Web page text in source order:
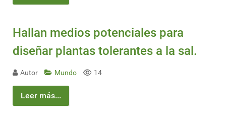
Hallan medios potenciales para
diseñar plantas tolerantes a la sal.
Autor Mundo 14
Leer más...